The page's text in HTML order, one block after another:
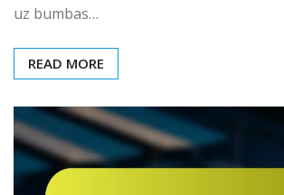
uz bumbas…
READ MORE